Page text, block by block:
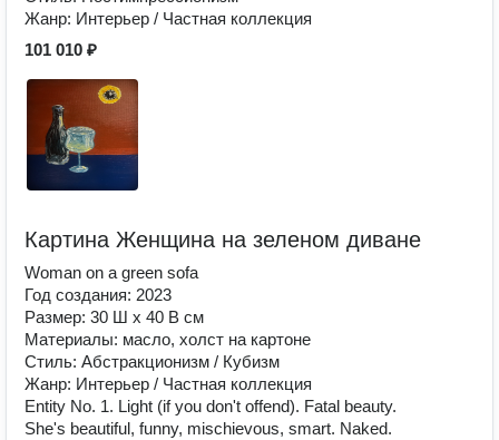
Жанр: Интерьер / Частная коллекция
101 010 ₽
Картина Женщина на зеленом диване
Woman on a green sofa
Год создания: 2023
Размер: 30 Ш x 40 В см
Материалы: масло, холст на картоне
Стиль: Абстракционизм / Кубизм
Жанр: Интерьер / Частная коллекция
Entity No. 1. Light (if you don't offend). Fatal beauty.
She's beautiful, funny, mischievous, smart. Naked.